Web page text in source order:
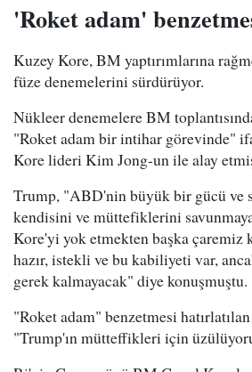
'Roket adam'
Kuzey Kore, BM yaptırımlarına
füze denemelerini sürdürüyor.
Nükleer denemelere BM
"Roket adam bir intihar görevinde"
Kore lideri Kim Jong-un ile alay
Trump, "ABD'nin büyük bir gücü ve
kendisini ve müttefiklerini
Kore'yi yok etmekten başka çaremiz
hazır, istekli ve bu kabiliyeti var,
gerek kalmayacak" diye konuşmuştu.
"Roket adam" benzetmesi
"Trump'ın mütteffikleri için